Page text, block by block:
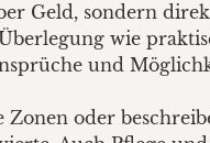
Geld, sondern
wie
und
oder